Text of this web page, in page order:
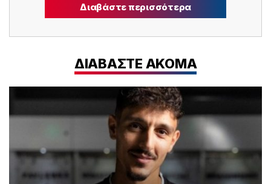
Διαβάστε περισσότερα
ΔΙΑΒΑΣΤΕ ΑΚΟΜΑ